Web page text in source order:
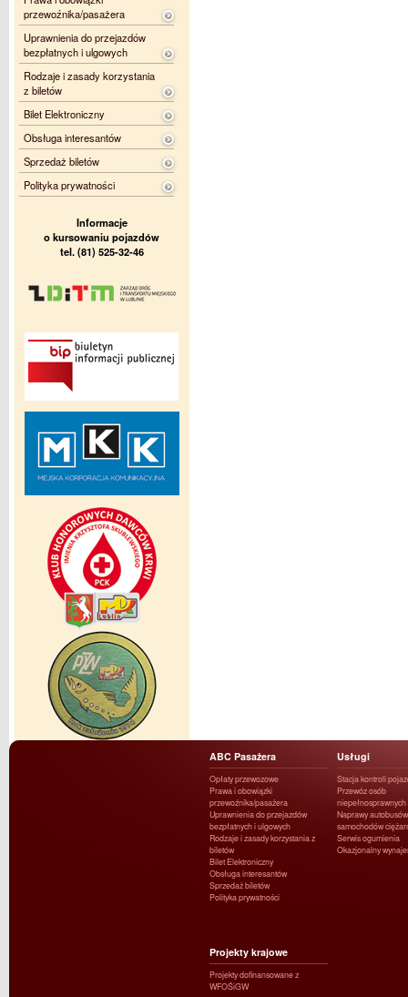
przewoźnika/pasażera
Uprawnienia do przejazdów
bezpłatnych i ulgowych
Rodzaje i zasady korzystania
z biletów
Bilet Elektroniczny
Obsługa interesantów
Sprzedaż biletów
Polityka prywatności
Informacje
o kursowaniu pojazdów
tel. (81) 525-32-46
ABC Pasażera
Opłaty przewozowe
Prawa i obowiązki
przewoźnika/pasażera
Uprawnienia do przejazdów
bezpłatnych i ulgowych
Rodzaje i zasady korzystania z
biletów
Bilet Elektroniczny
Obsługa interesantów
Sprzedaż biletów
Polityka prywatności
Usługi
Stacja kontroli
Przewóz osób
niepełnosprawnych
Naprawy
samochodów
Serwis ogumienia
Okazjonalny
Projekty krajowe
Projekty dofinansowane z
WFOŚiGW